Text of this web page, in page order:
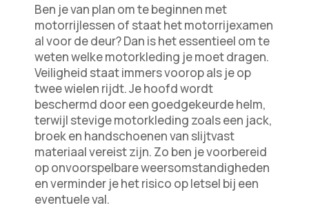
Ben je van plan om te beginnen met
motorrijlessen of staat het motorrijexamen
al voor de deur? Dan is het essentieel om te
weten welke motorkleding je moet dragen.
Veiligheid staat immers voorop als je op
twee wielen rijdt. Je hoofd wordt
beschermd door een goedgekeurde helm,
terwijl stevige motorkleding zoals een jack,
broek en handschoenen van slijtvast
materiaal vereist zijn. Zo ben je voorbereid
op onvoorspelbare weersomstandigheden
en verminder je het risico op letsel bij een
eventuele val.